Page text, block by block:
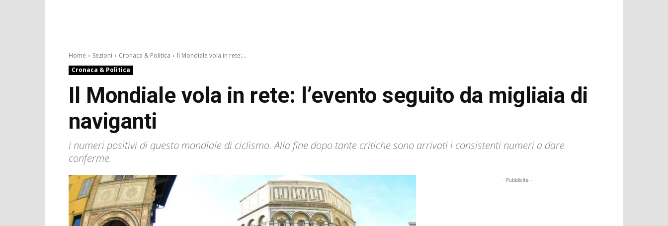
Home Sezioni Cronaca & Politica
Il Mondiale vola in rete:...
Cronaca & Politica
Il Mondiale vola in rete: l’evento seguito da migliaia di
naviganti
i numeri positivi di questo mondiale di ciclismo. Alla fine dopo tante critiche sono arrivati i consistenti numeri a dare
conferme.
- Pubblicità -